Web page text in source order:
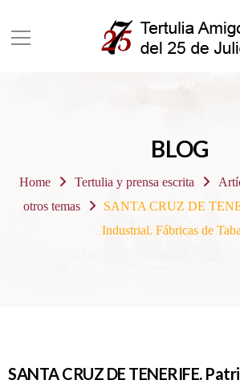
BLOG
Home Tertulia y prensa escrita
otros temas
SANTA CRUZ DE
Industrial. Fábricas de
SANTA CRUZ DE TENERIFE.